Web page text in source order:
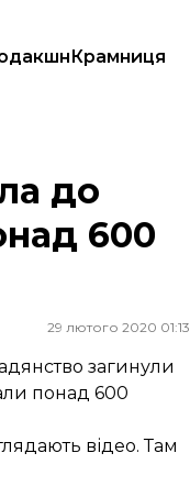
Крамниця
до
600
29 лютого 2020 01:13
загинули
понад 600
відео. Там